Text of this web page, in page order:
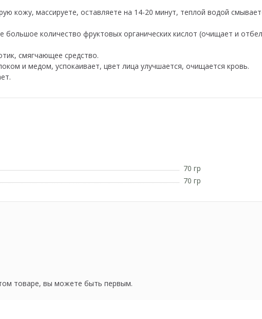
кожу, массируете, оставляете на 14-20 минут, теплой водой
большое количество фруктовых органических кислот (очищает и
смягчающее средство.
и медом, успокаивает, цвет лица улучшается, очищается кровь.
70 гр
70 гр
товаре, вы можете быть первым.